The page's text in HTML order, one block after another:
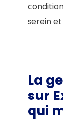
condition
serein et
La
sur
qui